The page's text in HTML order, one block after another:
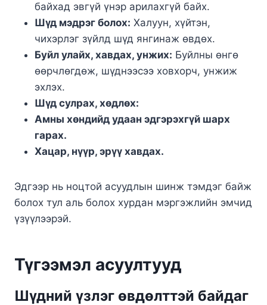
байхад эвгүй үнэр арилахгүй байх.
Шүд мэдрэг болох: Халуун, хүйтэн,
чихэрлэг зүйлд шүд янгинаж өвдөх.
Буйл улайх, хавдах, унжих: Буйлны өнгө
өөрчлөгдөж, шүднээсээ ховхорч, унжиж
эхлэх.
Шүд сулрах, хөдлөх:
Амны хөндийд удаан эдгэрэхгүй шарх
гарах.
Хацар, нүүр, эрүү хавдах.
Эдгээр нь ноцтой асуудлын шинж тэмдэг байж
болох тул аль болох хурдан мэргэжлийн эмчид
үзүүлээрэй.
Түгээмэл асуултууд
Шүдний үзлэг өвдөлттэй байдаг